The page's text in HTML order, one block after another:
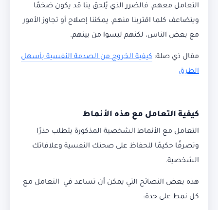
التعامل معهم. فالضرر الذي يُلحق بنا قد يكون ضخمًا
ويتضاعف كلما اقتربنا منهم. يمكننا إصلاح أو تجاوز الأمور
مع بعض الناس، لكنهم ليسوا من بينهم.
مقال ذي صلة: كيفية الخروج من الصدمة النفسية بأسهل
الطرق
كيفية التعامل مع هذه الأنماط
التعامل مع الأنماط الشخصية المذكورة يتطلب حذرًا
وتصرفًا حكيمًا للحفاظ على صحتك النفسية وعلاقاتك
الشخصية.
هذه بعض النصائح التي يمكن أن تساعد في التعامل مع
كل نمط على حدة: